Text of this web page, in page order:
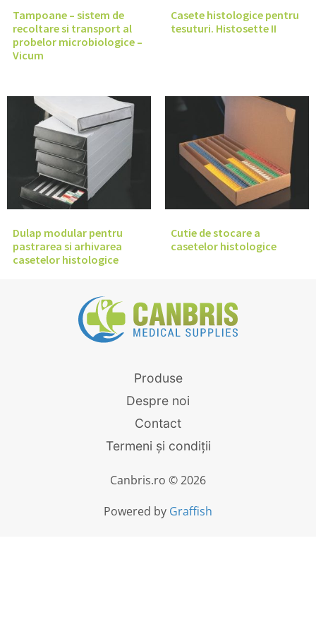
Tampoane – sistem de
recoltare si transport al
probelor microbiologice –
Vicum
Casete histologice pentru
tesuturi. Histosette II
Dulap modular pentru
pastrarea si arhivarea
casetelor histologice
Cutie de stocare a
casetelor histologice
Produse
Despre noi
Contact
Termeni și condiții
Canbris.ro © 2026
Powered by Graffish